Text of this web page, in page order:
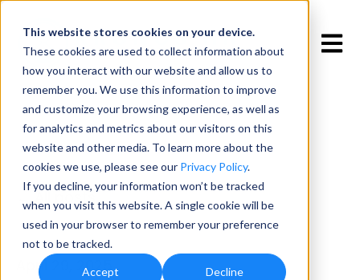
This website stores cookies on your device.
These cookies are used to collect information about
how you interact with our website and allow us to
remember you. We use this information to improve
and customize your browsing experience, as well as
for analytics and metrics about our visitors on this
website and other media. To learn more about the
cookies we use, please see our Privacy Policy.
If you decline, your information won’t be tracked
when you visit this website. A single cookie will be
used in your browser to remember your preference
not to be tracked.
Accept Decline
All posts
April 29, 2025